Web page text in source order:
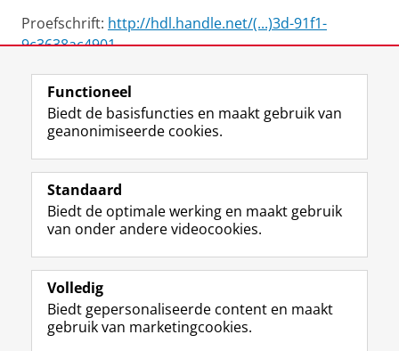
Proefschrift: http://hdl.handle.net/(...)3d-91f1-
9c3638ac4901
View this page in:English
Volg de RUG
F
a
e
b
o
p
a
L
i
k
e
I
-
p
R
S
-
f
e
R
I
n
t
r
m
Y
o
T
e
k
Studiekiezers
Alumni
Over ons
Functioneel
Biedt de basisfuncties en maakt gebruik van
geanonimiseerde cookies.
Standaard
Biedt de optimale werking en maakt gebruik
van onder andere videocookies.
Volledig
Biedt gepersonaliseerde content en maakt
gebruik van marketingcookies.